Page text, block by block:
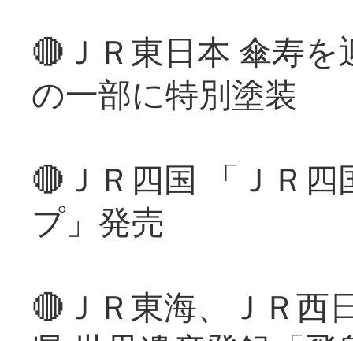
🔴ＪＲ東日本 傘寿
の一部に特別塗装
🔴ＪＲ四国 「ＪＲ
プ」発売
🔴ＪＲ東海、ＪＲ西